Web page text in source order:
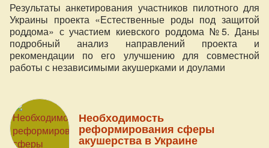
Результаты анкетирования участников пилотного для
Украины проекта «Естественные роды под защитой
роддома» с участием киевского роддома №5. Даны
подробный анализ направлений проекта и
рекомендации по его улучшению для совместной
работы с независимыми акушерками и доулами
Необходимость
реформирования сферы
акушерства в Украине